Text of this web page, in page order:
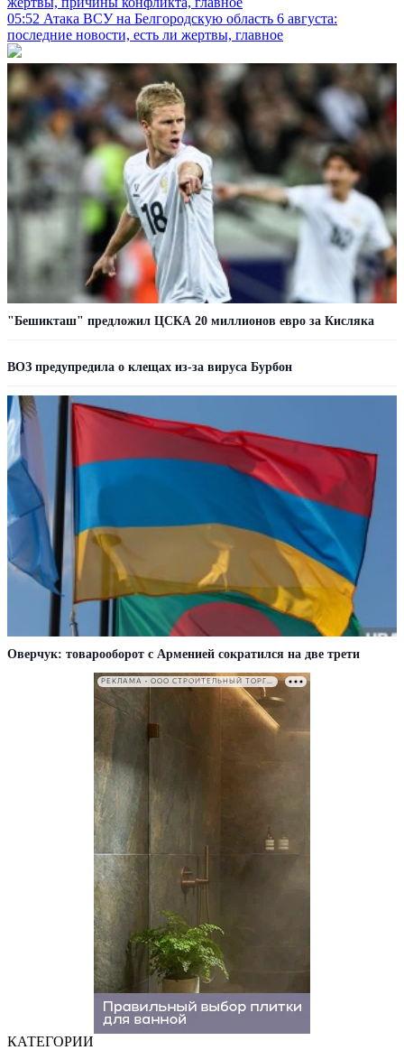
05:52 Атака ВСУ на Белгородскую область 6 августа:
последние новости, есть ли жертвы, главное
"Бешикташ" предложил ЦСКА 20 миллионов евро за Кисляка
ВОЗ предупредила о клещах из-за вируса Бурбон
Оверчук: товарооборот с Арменией сократился на две трети
РЕКЛАМА • ООО СТРОИТЕЛЬНЫЙ ТОРГОВЫЙ ДОМ «ПЕТРОВИЧ». ИНН: 7802348846
КАТЕГОРИИ